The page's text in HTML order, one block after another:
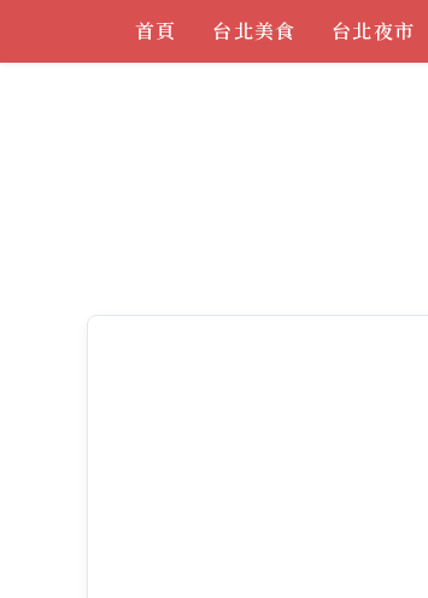
首頁 台北美食 台北夜市